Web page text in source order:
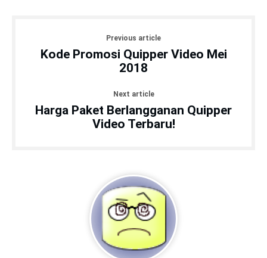
Previous article
Kode Promosi Quipper Video Mei
2018
Next article
Harga Paket Berlangganan Quipper
Video Terbaru!